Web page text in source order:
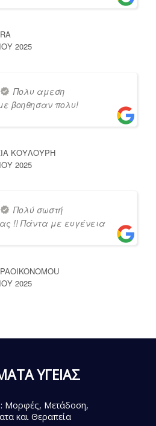
2025
Πολυ αμεση
βοηθησαν πολυ!
ΚΟΥΛΟΥΡΗ
2025
Πολύ σωστή
!! Πάντα με ευγένεια
2025
ΥΓΕΙΑΣ
Μορφές, Μετάδοση,
και Θεραπεία